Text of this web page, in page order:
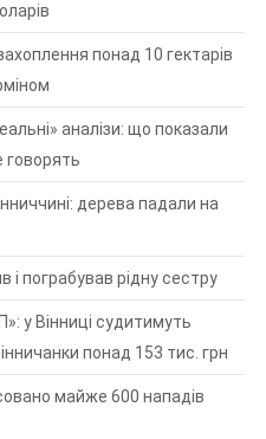
понад 10 гектарів
аналізи: що показали
говорять
дерева падали на
і пограбував рідну сестру
у Вінниці судитимуть
понад 153 тис. грн
майже 600 нападів